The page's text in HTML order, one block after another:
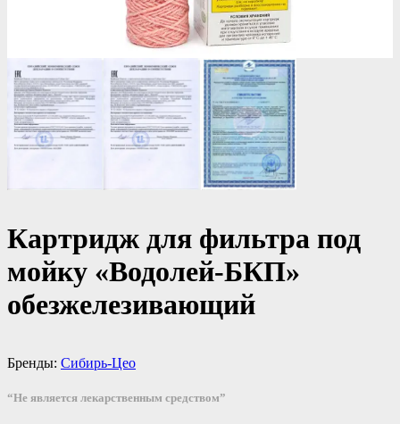
Картридж для фильтра под
мойку «Водолей-БКП»
обезжелезивающий
Бренды: Сибирь-Цео
“Не является лекарственным средством”